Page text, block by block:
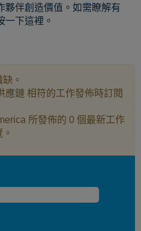
夥伴創造價值。如需瞭解有
一下這裡。
。
應鏈 相符的工作發佈時訂閱
所發佈的 0 個最新工作